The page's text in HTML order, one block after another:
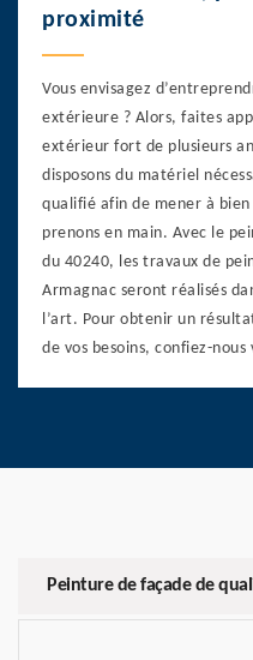
proximité
Vous envisagez
extérieure ? Alors, faites
extérieur fort de plusieurs
disposons du matériel
qualifié afin de mener à
prenons en main. Avec le
du 40240, les travaux de
Armagnac seront réalisés
l’art. Pour obtenir un
de vos besoins, confiez-
Peinture de façade de